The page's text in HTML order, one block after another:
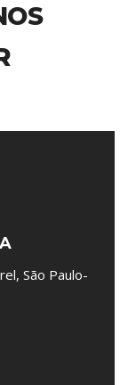
São Paulo-